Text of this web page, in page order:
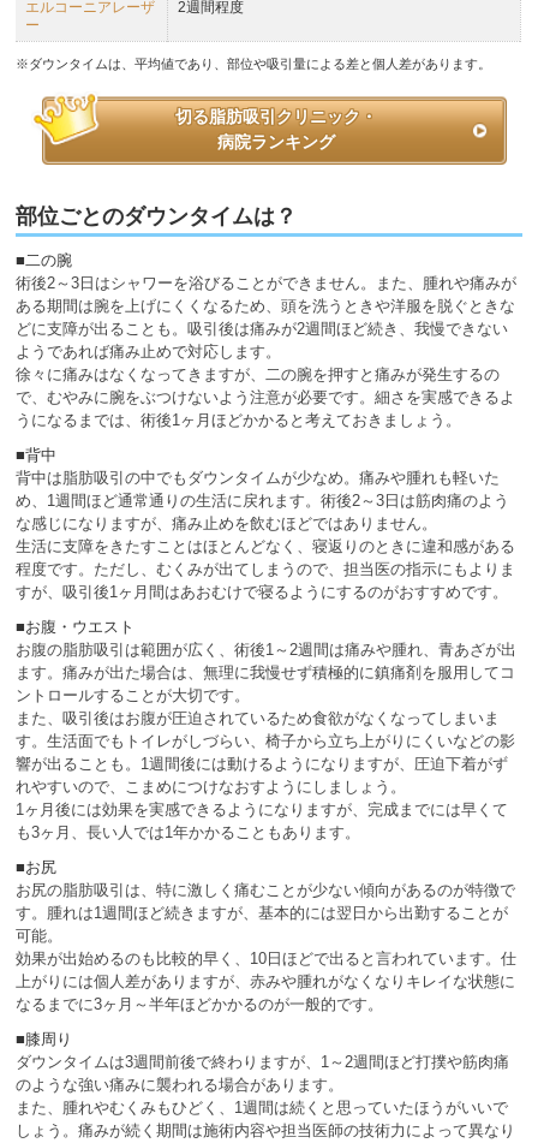
エルコーニアレーザ
ー
2週間程度
※ダウンタイムは、平均値であり、部位や吸引量による差と個人差があります。
切る脂肪吸引クリニック・
病院ランキング
部位ごとのダウンタイムは？
■二の腕
術後2～3日はシャワーを浴びることができません。また、腫れや痛みが
ある期間は腕を上げにくくなるため、頭を洗うときや洋服を脱ぐときな
どに支障が出ることも。吸引後は痛みが2週間ほど続き、我慢できない
ようであれば痛み止めで対応します。
徐々に痛みはなくなってきますが、二の腕を押すと痛みが発生するの
で、むやみに腕をぶつけないよう注意が必要です。細さを実感できるよ
うになるまでは、術後1ヶ月ほどかかると考えておきましょう。
■背中
背中は脂肪吸引の中でもダウンタイムが少なめ。痛みや腫れも軽いた
め、1週間ほど通常通りの生活に戻れます。術後2～3日は筋肉痛のよう
な感じになりますが、痛み止めを飲むほどではありません。
生活に支障をきたすことはほとんどなく、寝返りのときに違和感がある
程度です。ただし、むくみが出てしまうので、担当医の指示にもよりま
すが、吸引後1ヶ月間はあおむけで寝るようにするのがおすすめです。
■お腹・ウエスト
お腹の脂肪吸引は範囲が広く、術後1～2週間は痛みや腫れ、青あざが出
ます。痛みが出た場合は、無理に我慢せず積極的に鎮痛剤を服用してコ
ントロールすることが大切です。
また、吸引後はお腹が圧迫されているため食欲がなくなってしまいま
す。生活面でもトイレがしづらい、椅子から立ち上がりにくいなどの影
響が出ることも。1週間後には動けるようになりますが、圧迫下着がず
れやすいので、こまめにつけなおすようにしましょう。
1ヶ月後には効果を実感できるようになりますが、完成までには早くて
も3ヶ月、長い人では1年かかることもあります。
■お尻
お尻の脂肪吸引は、特に激しく痛むことが少ない傾向があるのが特徴で
す。腫れは1週間ほど続きますが、基本的には翌日から出勤することが
可能。
効果が出始めるのも比較的早く、10日ほどで出ると言われています。仕
上がりには個人差がありますが、赤みや腫れがなくなりキレイな状態に
なるまでに3ヶ月～半年ほどかかるのが一般的です。
■膝周り
ダウンタイムは3週間前後で終わりますが、1～2週間ほど打撲や筋肉痛
のような強い痛みに襲われる場合があります。
また、腫れやむくみもひどく、1週間は続くと思っていたほうがいいで
しょう。痛みが続く期間は施術内容や担当医師の技術力によって異なり